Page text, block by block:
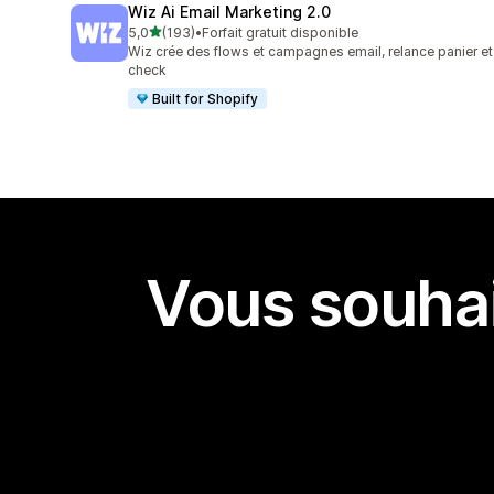
Wiz Ai Email Marketing 2.0
5,0étoile(s) sur 5
(193)
193 avis au total
•Forfait gratuit disponible
Wiz crée des flows et campagnes email, relance panier et
check
Built for Shopify
Vous